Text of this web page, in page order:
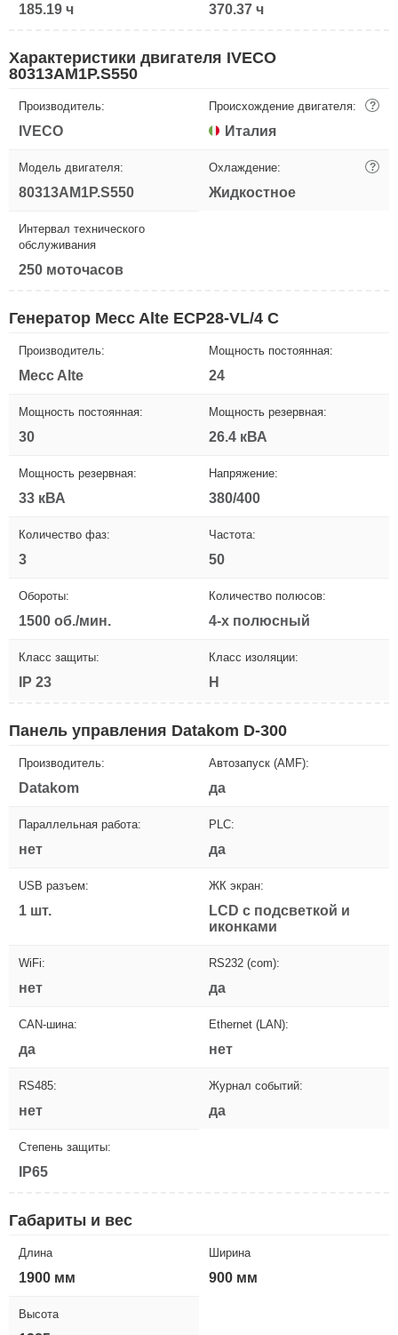
185.19 ч 370.37 ч
Характеристики двигателя IVECO
80313AM1P.S550
Производитель:
IVECO
Происхождение двигателя: ?
Италия
Модель двигателя:
80313AM1P.S550
Охлаждение: ?
Жидкостное
Интервал технического
обслуживания
250 моточасов
Генератор Mecc Alte ECP28-VL/4 C
Производитель:
Mecc Alte
Мощность постоянная:
24
Мощность постоянная:
30
Мощность резервная:
26.4 кВА
Мощность резервная:
33 кВА
Напряжение:
380/400
Количество фаз:
3
Частота:
50
Обороты:
1500 об./мин.
Количество полюсов:
4-х полюсный
Класс защиты:
IP 23
Класс изоляции:
H
Панель управления Datakom D-300
Производитель:
Datakom
Автозапуск (AMF):
да
Параллельная работа:
нет
PLC:
да
USB разъем:
1 шт.
ЖК экран:
LCD с подсветкой и
иконками
WiFi:
нет
RS232 (com):
да
CAN-шина:
да
Ethernet (LAN):
нет
RS485:
нет
Журнал событий:
да
Степень защиты:
IP65
Габариты и вес
Длина
1900 мм
Ширина
900 мм
Высота